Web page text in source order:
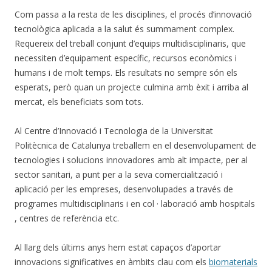
Com passa a la resta de les disciplines, el procés d’innovació
tecnològica aplicada a la salut és summament complex.
Requereix del treball conjunt d’equips multidisciplinaris, que
necessiten d’equipament específic, recursos econòmics i
humans i de molt temps. Els resultats no sempre són els
esperats, però quan un projecte culmina amb èxit i arriba al
mercat, els beneficiats som tots.
Al Centre d’Innovació i Tecnologia de la Universitat
Politècnica de Catalunya treballem en el desenvolupament de
tecnologies i solucions innovadores amb alt impacte, per al
sector sanitari, a punt per a la seva comercialització i
aplicació per les empreses, desenvolupades a través de
programes multidisciplinaris i en col · laboració amb hospitals
, centres de referència etc.
Al llarg dels últims anys hem estat capaços d’aportar
innovacions significatives en àmbits clau com els biomaterials